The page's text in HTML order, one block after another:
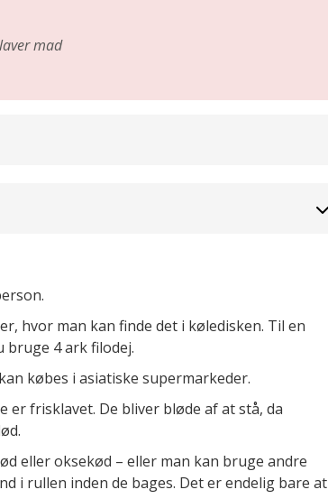
mad
hvor man kan finde det i køledisken. Til en
4 ark filodej.
købes i asiatiske supermarkeder.
er frisklavet. De bliver bløde af at stå, da
eller oksekød – eller man kan bruge andre
i rullen inden de bages. Det er endelig bare at